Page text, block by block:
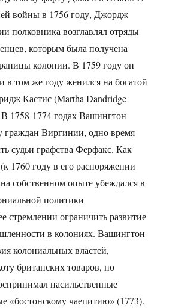
войны в 1756 году, Джордж
полковника возглавлял отряды
которым была получена
колонии. В 1759 году он
в том же году женился на богатой
Кастис (Martha Dandridge
1758-1774 годах Вашингтон
граждан Виргинии, одно время
судьи графства Ферфакс. Как
1760 году в его распоряжении
собственном опыте убеждался в
политики
стремлении ограничить развитие
в колониях. Вашингтон
колониальных властей,
британских товаров, но
насильственные
«бостонскому чаепитию» (1773).